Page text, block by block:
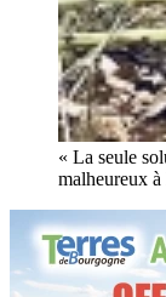
« La seule
malheureux